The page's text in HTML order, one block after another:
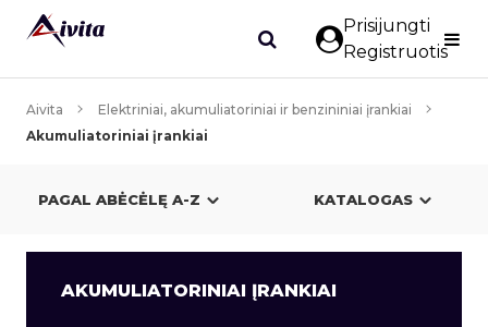
Prisijungti
Registruotis
Aivita
Elektriniai, akumuliatoriniai ir benzininiai įrankiai
Akumuliatoriniai įrankiai
KATALOGAS
AKUMULIATORINIAI ĮRANKIAI